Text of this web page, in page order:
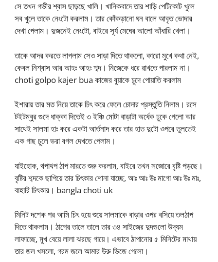
সে তখন গভীর শ্বাস ছাড়ছে খালি। খানিকবাদে তার শাড়ি পেটিকোট খুলে
সব খুলে তাকে নেংটো করলাম। তার কোঁকড়ানো ঘন বালে আবৃত ভোদার
দেখা পেলাম। দুজনেই নেংটো, বাইরে সূর্য মেঘের আলো আঁধারি খেলা।
তাকে আদর করতে লাগলাম সেও সাড়া দিতে থাকলো, কারো মুখে কথা নেই,
কেবল নিশ্বাস আর আহঃ আহঃ শব্দ। নিজেকে ধরে রাখতে পারলাম না।
choti golpo kajer bua কাজের বুয়াকে চুদে পোয়াতি করলাম
ইশারায় তার মত নিয়ে তাকে চিৎ করে ফেলে চোদার প্রস্তুতি নিলাম। রসে
টইটম্বুর গুদে ধাক্কা দিতেই ৩ ইঞ্চি মোটা বাড়াটা অর্ধেক ঢুকে গেলো আর
সাথেই সালমা হাঃ করে একটা আর্তনাদ করে তার হাত দুটো ওপরে তুলতেই
এক গাছ চুলে ভরা বগল দেখতে পেলাম।
যাইহোক, থপাথপ ঠাপ মারতে শুরু করলাম, বাইরে তখন সজোরে বৃষ্টি পড়ছে।
বৃষ্টির শব্দকে ছাপিয়ে তার চিৎকার শোনা যাচ্ছে, আঃ আঃ উঃ মাগো আঃ উঃ মাঃ,
বাহারি চিৎকার। bangla choti uk
মিনিট দশেক পর আমি চিৎ হয়ে শুয়ে সালমাকে বাড়ার ওপর বসিয়ে তলঠাপ
দিতে থাকলাম। ঠাপের তালে তালে তার ৩৪ সাইজের দুদগুলো উদ্যম
লাফাচ্ছে, মুখ বেয়ে লালা ঝরছে গায়ে। এভাবে ঠাপানোর ৫ মিনিটের মাথায়
তার জল খসলো, গরম জলে আমার উরু ভিজে গেলো।